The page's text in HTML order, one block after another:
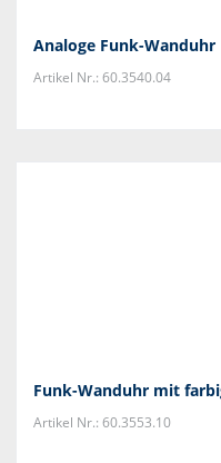
Analoge Funk-Wanduhr
Artikel Nr.: 60.3540.04
Funk-Wanduhr mit
Artikel Nr.: 60.3553.10